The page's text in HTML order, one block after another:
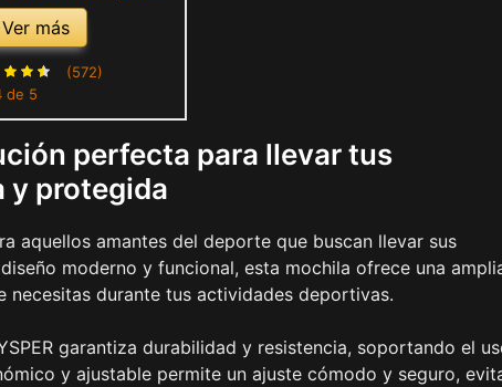
de Zapatos y
de Viaje, Yoga,
Natación, Playa-
Claro
Ver más
de 5
(572)
perfecta para llevar tus
y protegida
aquellos amantes del deporte que buscan llevar sus
moderno y funcional, esta mochila ofrece una
durante tus actividades deportivas.
garantiza durabilidad y resistencia, soportando el
y ajustable permite un ajuste cómodo y seguro,